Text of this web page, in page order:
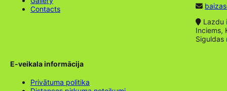
Contacts
Lazdu
Inciems,
Siguldas
E-veikala informācija
Privātuma politika